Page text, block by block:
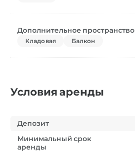
Дополнительное пространство
Кладовая Балкон
Условия аренды
Депозит
Минимальный срок
аренды